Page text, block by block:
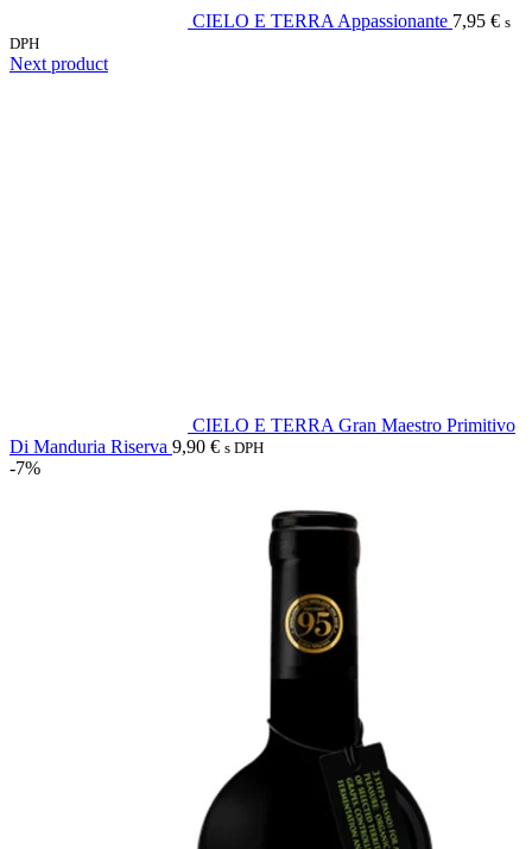
CIELO E TERRA Appassionante 7,95 € s
DPH
Next product
CIELO E TERRA Gran Maestro Primitivo
Di Manduria Riserva 9,90 € s DPH
-7%